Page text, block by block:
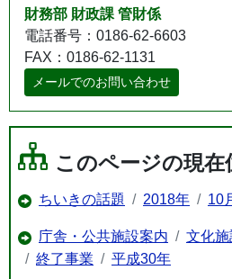
財務部 財政課 管財係
電話番号：0186-62-6603
FAX：0186-62-1131
メールでのお問い合わせ
このページの現在
ちいきの話題 2018年 10
庁舎・公共施設案内 文化施
終了事業
平成30年